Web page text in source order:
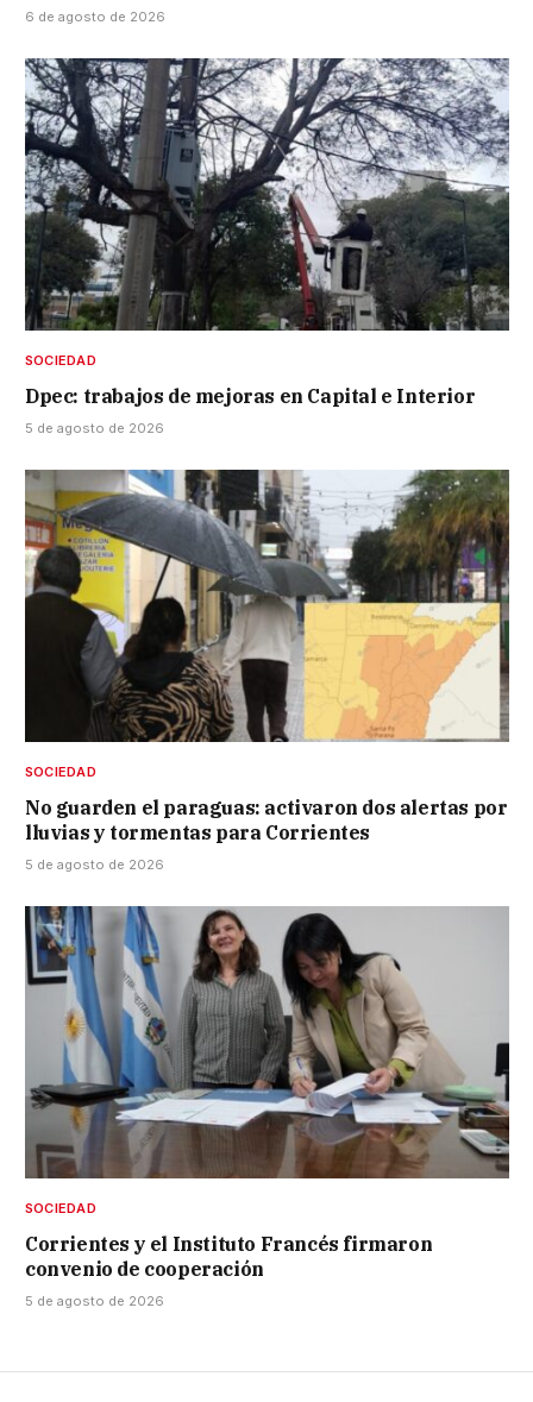
6 de agosto de 2026
SOCIEDAD
Dpec: trabajos de mejoras en Capital e Interior
5 de agosto de 2026
SOCIEDAD
No guarden el paraguas: activaron dos alertas por
lluvias y tormentas para Corrientes
5 de agosto de 2026
SOCIEDAD
Corrientes y el Instituto Francés firmaron
convenio de cooperación
5 de agosto de 2026